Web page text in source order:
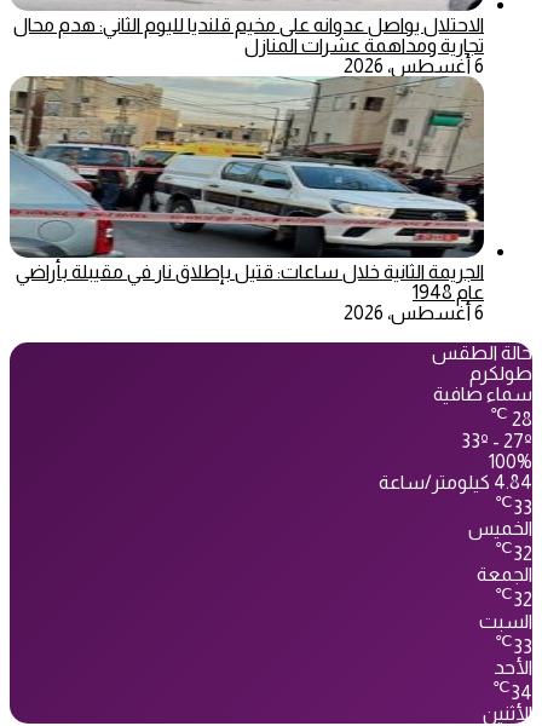
الاحتلال يواصل عدوانه على مخيم قلنديا لليوم الثاني: هدم محال
تجارية ومداهمة عشرات المنازل
6 أغسطس، 2026
الجريمة الثانية خلال ساعات: قتيل بإطلاق نار في مقيبلة بأراضي
عام 1948
6 أغسطس، 2026
حالة الطقس
طولكرم
سماء صافية
28
℃
33º - 27º
100%
4.84 كيلومتر/ساعة
33
℃
الخميس
32
℃
الجمعة
32
℃
السبت
33
℃
الأحد
34
℃
الأثنين